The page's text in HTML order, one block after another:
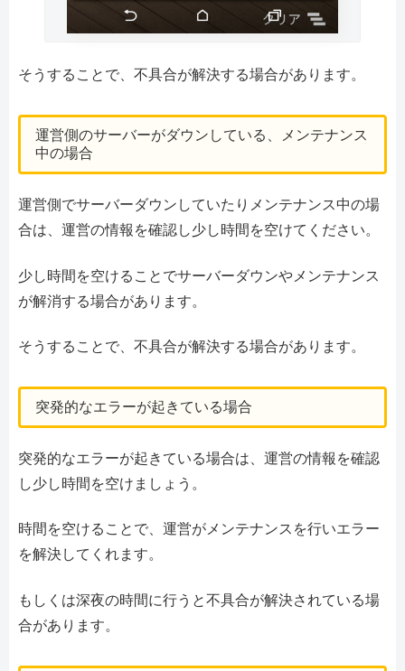
そうすることで、不具合が解決する場合があります。
運営側のサーバーがダウンしている、メンテナンス
中の場合
運営側でサーバーダウンしていたりメンテナンス中の場
合は、運営の情報を確認し少し時間を空けてください。
少し時間を空けることでサーバーダウンやメンテナンス
が解消する場合があります。
そうすることで、不具合が解決する場合があります。
突発的なエラーが起きている場合
突発的なエラーが起きている場合は、運営の情報を確認
し少し時間を空けましょう。
時間を空けることで、運営がメンテナンスを行いエラー
を解決してくれます。
もしくは深夜の時間に行うと不具合が解決されている場
合があります。